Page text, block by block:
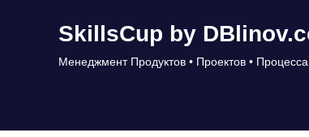
SkillsCup by
Менеджмент Продуктов • Проектов •